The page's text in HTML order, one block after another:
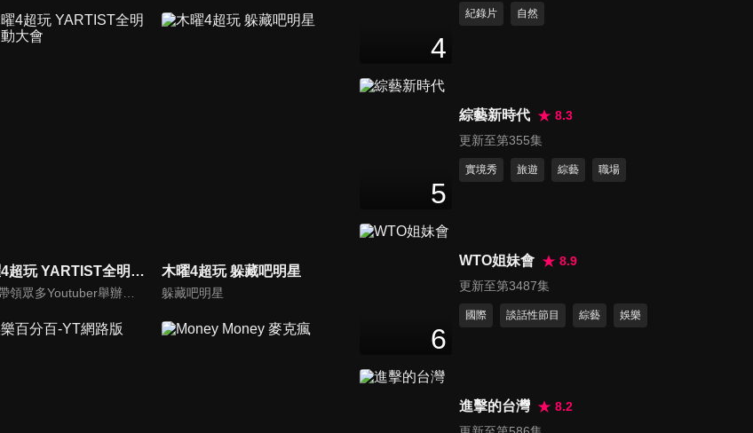
木曜4超玩 YARTIST全明星運動大會 木曜4超玩 躲藏吧明星
躲藏吧明星
43
第876集 2025 伊林娛樂 開工
記者會
集》上線記者會
第878集 《好運來》何豪傑&賴
第879集 《好運來》洪毛專訪
2分鐘
4
紀錄片 自然
5
綜藝新時代
8.3
更新至第355集
實境秀 旅遊 綜藝 職場
6
WTO姐妹會
8.9
更新至第3487集
國際 談話性節目 綜藝 娛樂
進擊的台灣
8.2